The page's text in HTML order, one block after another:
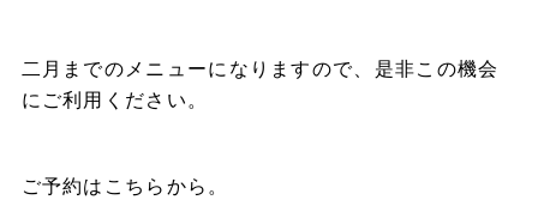
二月までのメニューになりますので、是非この機会
にご利用ください。
ご予約は こちら から。